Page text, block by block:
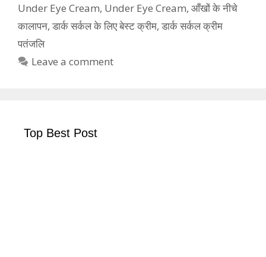
Under Eye Cream, Under Eye Cream, आँखों के नीचे
कालापन, डार्क सर्कल के लिए बेस्ट क्रीम, डार्क सर्कल क्रीम
पतंजलि
Leave a comment
Top Best Post